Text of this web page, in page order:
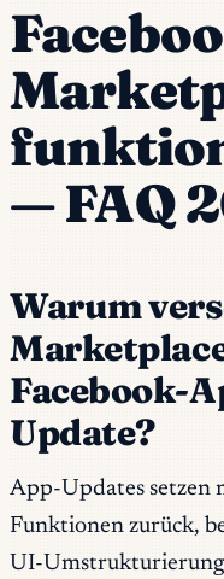
— FAQ
Warum
Facebook-
Update?
App-Updates setzen
Funktionen zurück,
UI-